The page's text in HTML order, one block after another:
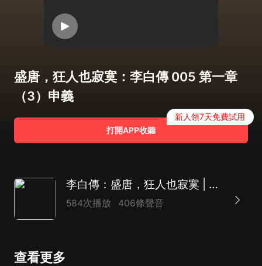
盛唐，狂人也寂寞：李白傳 005 第一章
（3）申義
打開APP收聽
新人領7天免費試用
李白傳：盛唐，狂人也寂寞 | 長安三萬里 | 唐朝詩人 | 杜甫郭子儀唐玄宗 | 從開元盛世到安史之亂
584次播放 406條聲音
查看更多